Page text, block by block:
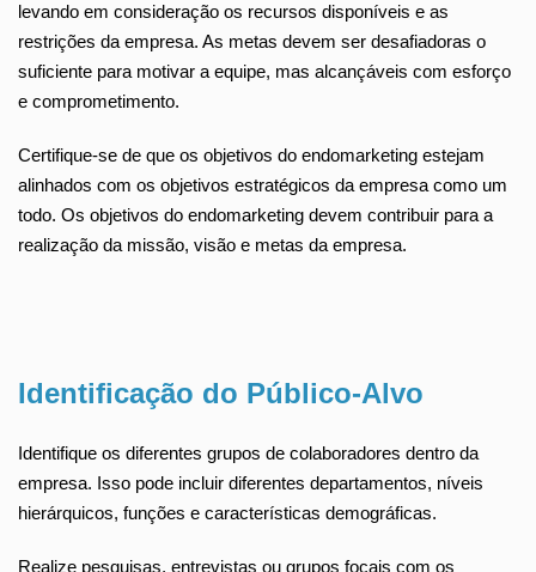
levando em consideração os recursos disponíveis e as
restrições da empresa. As metas devem ser desafiadoras o
suficiente para motivar a equipe, mas alcançáveis com esforço
e comprometimento.
Certifique-se de que os objetivos do endomarketing estejam
alinhados com os objetivos estratégicos da empresa como um
todo. Os objetivos do endomarketing devem contribuir para a
realização da missão, visão e metas da empresa.
Identificação do Público-Alvo
Identifique os diferentes grupos de colaboradores dentro da
empresa. Isso pode incluir diferentes departamentos, níveis
hierárquicos, funções e características demográficas.
Realize pesquisas, entrevistas ou grupos focais com os